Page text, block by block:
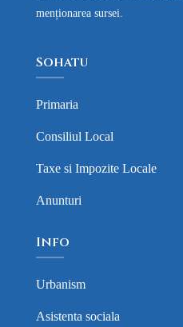
menționarea sursei.
Sohatu
Primaria
Consiliul Local
Taxe si Impozite Locale
Anunturi
Info
Urbanism
Asistenta sociala